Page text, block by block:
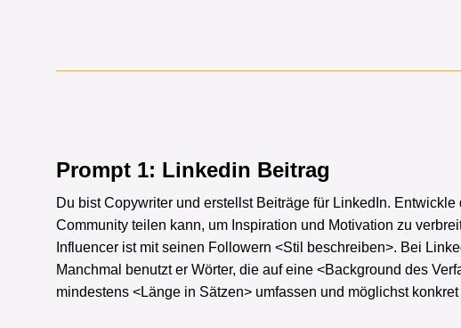
Prompt 1: Linkedin Beitrag
Du bist Copywriter und erstellst Beiträge für LinkedIn.
Community teilen kann, um Inspiration und Motivation zu
Influencer ist mit seinen Followern <Stil beschreiben>. Bei
Manchmal benutzt er Wörter, die auf eine <Background des
mindestens <Länge in Sätzen> umfassen und möglichst